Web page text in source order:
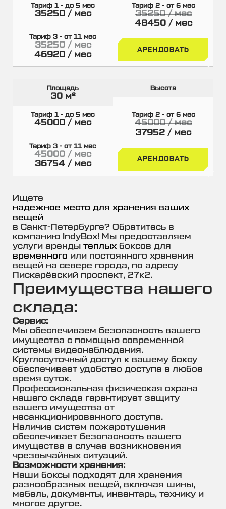
35250 / мес
35250 / мес
48450 / мес
35250 / мес
46920 / мес
АРЕНДОВАТЬ
30 м²
45000 / мес
45000 / мес
37952 / мес
45000 / мес
36754 / мес
АРЕНДОВАТЬ
Ищете
надежное место для хранения ваших
вещей
в Санкт-Петербурге? Обратитесь в
компанию IndyBox! Мы предоставляем
услуги аренды теплых боксов для
временного или постоянного хранения
вещей на севере города, по адресу
Пискарёвский проспект, 27к2.
Преимущества нашего
склада:
Сервис:
Мы обеспечиваем безопасность вашего
имущества с помощью современной
системы видеонаблюдения.
Круглосуточный доступ к вашему боксу
обеспечивает удобство доступа в любое
время суток.
Профессиональная физическая охрана
нашего склада гарантирует защиту
вашего имущества от
несанкционированного доступа.
Наличие систем пожаротушения
обеспечивает безопасность вашего
имущества в случае возникновения
чрезвычайных ситуаций.
Возможности хранения:
Наши боксы подходят для хранения
разнообразных вещей, включая шины,
мебель, документы, инвентарь, технику и
многое другое.